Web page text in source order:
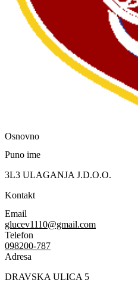
Osnovno
Puno ime
3L3 ULAGANJA J.D.O.O.
Kontakt
Email
glucev1110@gmail.com
Telefon
098200-787
Adresa
DRAVSKA ULICA 5